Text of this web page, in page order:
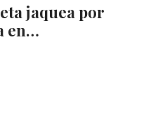
jaquea por
en…